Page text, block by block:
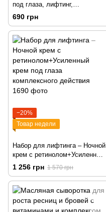
под глаза, лифтинг,
уменьшение морщинок и
отёчности под глазами, 40+ з
пептидами
690 грн
−20%
Товар недели
Набор для лифтинга – Ночной
крем с ретинолом+Усиленный
крем под глаза комплексного
действия
1 256 грн 1 570 грн